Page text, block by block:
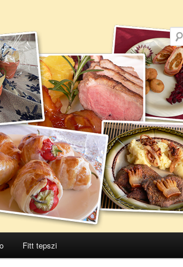
Fitt tepszi